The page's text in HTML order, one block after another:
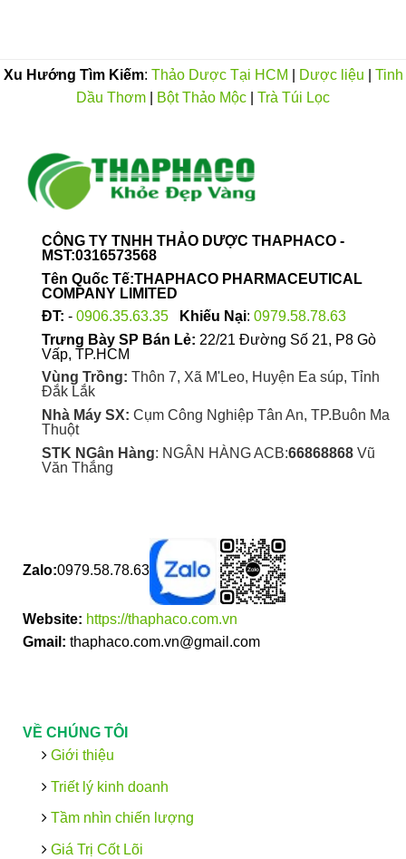
được
chọn
phẩm
được
chọn
Xu Hướng Tìm Kiếm: Thảo Dược Tại HCM Dược liệu
Tinh
Dầu Thơm
Bột Thảo Mộc Trà Túi Lọc
CÔNG TY TNHH THẢO DƯỢC THAPHACO -
MST:0316573568
Tên Quốc Tế:THAPHACO PHARMACEUTICAL
COMPANY LIMITED
ĐT: - 0906.35.63.35 Khiếu Nại: 0979.58.78.63
Trưng Bày SP Bán Lẻ: 22/21 Đường Số 21, P8 Gò
Vấp, TP.HCM
Vùng Trồng: Thôn 7, Xã M'Leo, Huyện Ea súp, Tỉnh
Đắk Lắk
Nhà Máy SX: Cụm Công Nghiệp Tân An, TP.Buôn Ma
Thuột
STK NGân Hàng: NGÂN HÀNG ACB:66868868Vũ
Văn Thắng
Zalo:0979.58.78.63
Website: https://thaphaco.com.vn
Gmail: thaphaco.com.vn@gmail.com
VỀ CHÚNG TÔI
Giới thiệu
Triết lý kinh doanh
Tầm nhìn chiến lượng
Giá Trị Cốt Lõi